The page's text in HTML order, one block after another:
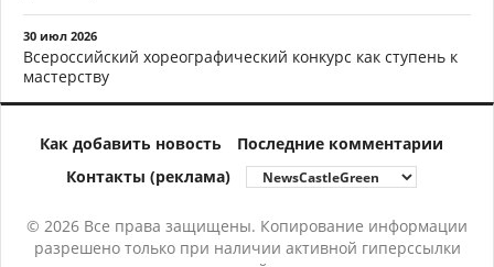
30 июл 2026
Всероссийский хореографический конкурс как ступень к
мастерству
Как добавить новость
Последние комментарии
Контакты (реклама)
© 2026 Все права защищены. Копирование информации
разрешено только при наличии активной гиперссылки